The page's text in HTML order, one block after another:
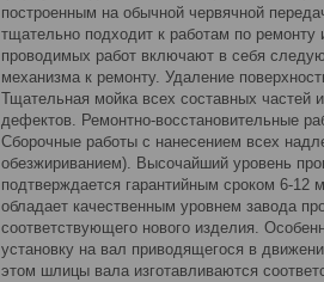
построенным на обычной червячной
тщательно подходит к работам по
проводимых работ включают в себя
механизма к ремонту. Удаление
Тщательная мойка всех составных частей
дефектов. Ремонтно-восстановительные
Сборочные работы с нанесением всех
обезжириванием). Высочайший уровень
подтверждается гарантийным сроком 6-
обладает качественным уровнем завода
соответствующего нового изделия.
установку на вал приводящегося в
этом шлицы вала изготавливаются